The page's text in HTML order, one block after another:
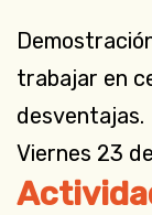
trabajar en
desventajas.
Viernes 23